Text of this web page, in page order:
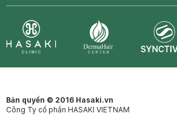
Bản quyền © 2016 Hasaki.vn
Công Ty cổ phần HASAKI VIETNAM